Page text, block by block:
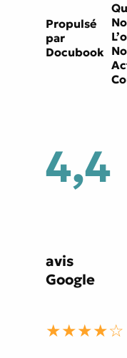
Propulsé
par
Docubook
4,4
avis
Google
★★★★☆